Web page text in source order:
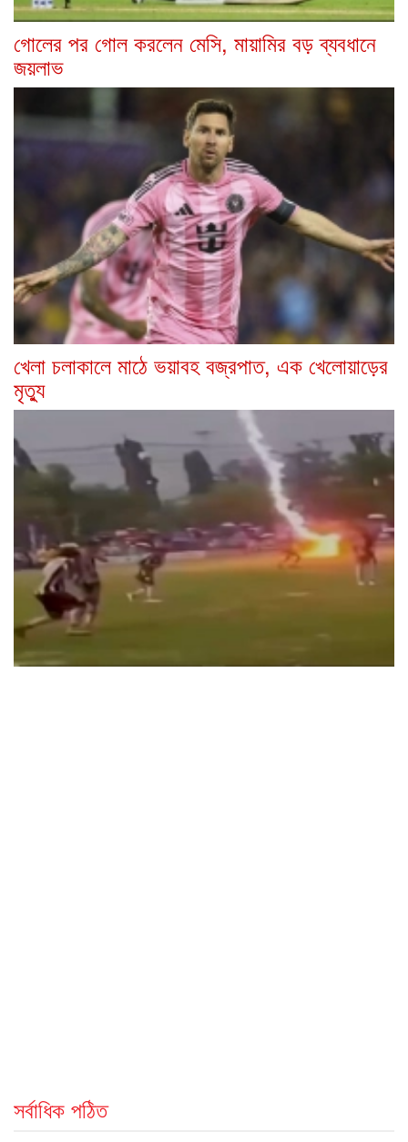
গোলের পর গোল করলেন মেসি, মায়ামির বড় ব্যবধানে
জয়লাভ
খেলা চলাকালে মাঠে ভয়াবহ বজ্রপাত, এক খেলোয়াড়ের
মৃত্যু
সর্বাধিক পঠিত